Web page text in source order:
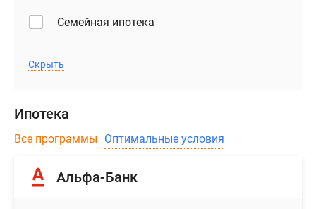
Семейная ипотека
Скрыть
Ипотека
Все программы Оптимальные условия
Альфа-Банк